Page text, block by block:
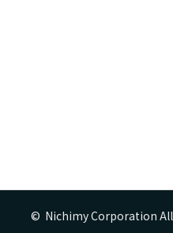
©  Nichimy Corporation